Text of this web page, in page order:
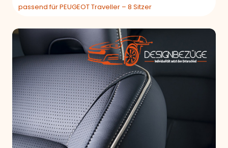
passend für PEUGEOT Traveller – 8 Sitzer